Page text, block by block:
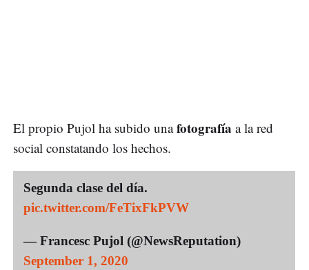
El propio Pujol ha subido unafotografía a la red
social constatando los hechos.
Segunda clase del día.
pic.twitter.com/FeTixFkPVW
— Francesc Pujol (@NewsReputation)
September 1, 2020